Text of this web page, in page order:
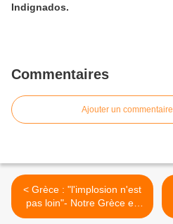
Indignados.
Commentaires
Ajouter un commentaire
< Grèce : "l'implosion n'est
pas loin"- Notre Grèce en
ruine (par Takis